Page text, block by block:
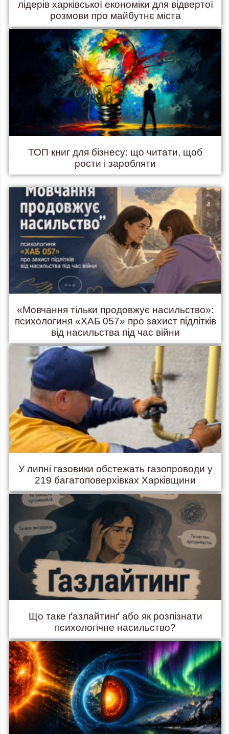
лідерів харківської економіки для відвертої
розмови про майбутнє міста
ТОП книг для бізнесу: що читати, щоб
рости і заробляти
«Мовчання тільки продовжує насильство»:
психологиня «ХАБ 057» про захист підлітків
від насильства під час війни
У липні газовики обстежать газопроводи у
219 багатоповерхівках Харківщини
Що таке ґазлайтинґ або як розпізнати
психологічне насильство?